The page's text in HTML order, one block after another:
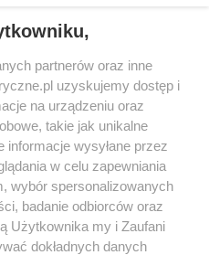
partnerów oraz inne
uzyskujemy dostęp i
na urządzeniu oraz
takie jak unikalne
informacje wysyłane przez
w celu zapewniania
wybór spersonalizowanych
badanie odbiorców oraz
Użytkownika my i Zaufani
dokładnych danych